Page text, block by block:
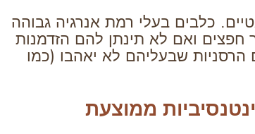
כלבים בעלי רמת אנרגיה גבוהה
חפצים ואם לא תינתן להם הזדמנות
שבעליהם לא יאהבו (כמו
ממוצעת